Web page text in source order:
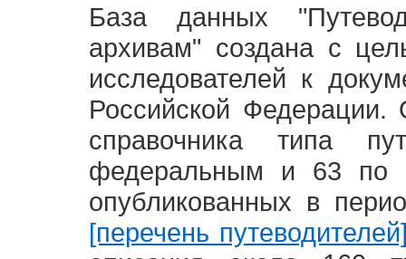
База данных
архивам" создана с
исследователей к
Российской
справочника типа
федеральным и 63 по
опубликованных в
[перечень